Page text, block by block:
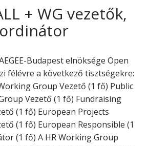
+ WG vezetők,
Budapest elnöksége Open
félévre a következő tisztségekre:
Group Vezető (1 fő) Public
Vezető (1 fő) Fundraising
(1 fő) European Projects
(1 fő) European Responsible (1
(1 fő) A HR Working Group